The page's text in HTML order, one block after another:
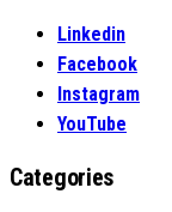
Linkedin
Facebook
Instagram
YouTube
Categories